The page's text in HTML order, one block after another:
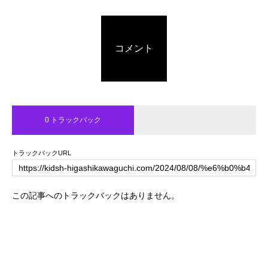
コメント
0 トラックバック
トラックバックURL
この記事へのトラックバックはありません。